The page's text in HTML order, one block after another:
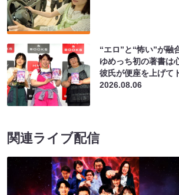
“エロ”と“怖い”が融
ゆめっち初の著書は
彼氏が便座を上げて
2026.08.06
関連ライブ配信